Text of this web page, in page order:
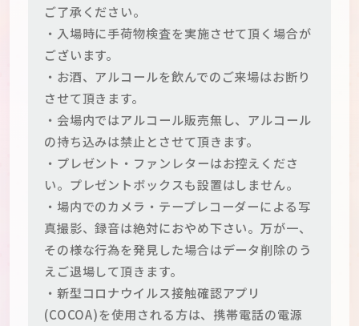
ご了承ください。
・入場時に手荷物検査を実施させて頂く場合が
ございます。
・お酒、アルコールを飲んでのご来場はお断り
させて頂きます。
・会場内ではアルコール販売無し、アルコール
の持ち込みは禁止とさせて頂きます。
・プレゼント・ファンレターはお控えくださ
い。プレゼントボックスも設置はしません。
・場内でのカメラ・テープレコーダーによる写
真撮影、録音は絶対におやめ下さい。万が一、
その様な行為を発見した場合はデータ削除のう
えご退場して頂きます。
・新型コロナウイルス接触確認アプリ
(COCOA)を使用される方は、携帯電話の電源